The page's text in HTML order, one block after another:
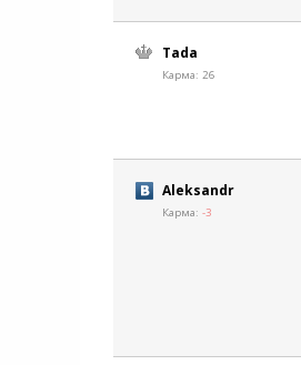
Tada
Карма: 26
Aleksandr
Карма: -3